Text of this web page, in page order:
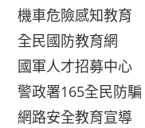
機車危險感知教育
全民國防教育網
國軍人才招募中心
警政署165全民防騙
網路安全教育宣導